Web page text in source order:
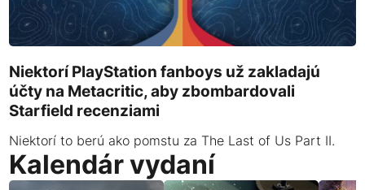
Niektorí PlayStation fanboys už zakladajú
účty na Metacritic, aby zbombardovali
Starfield recenziami
Niektorí to berú ako pomstu za The Last of Us Part II.
Kalendár vydaní